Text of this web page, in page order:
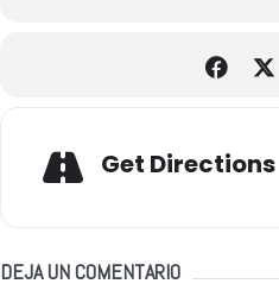
Get Directions
DEJA UN COMENTARIO